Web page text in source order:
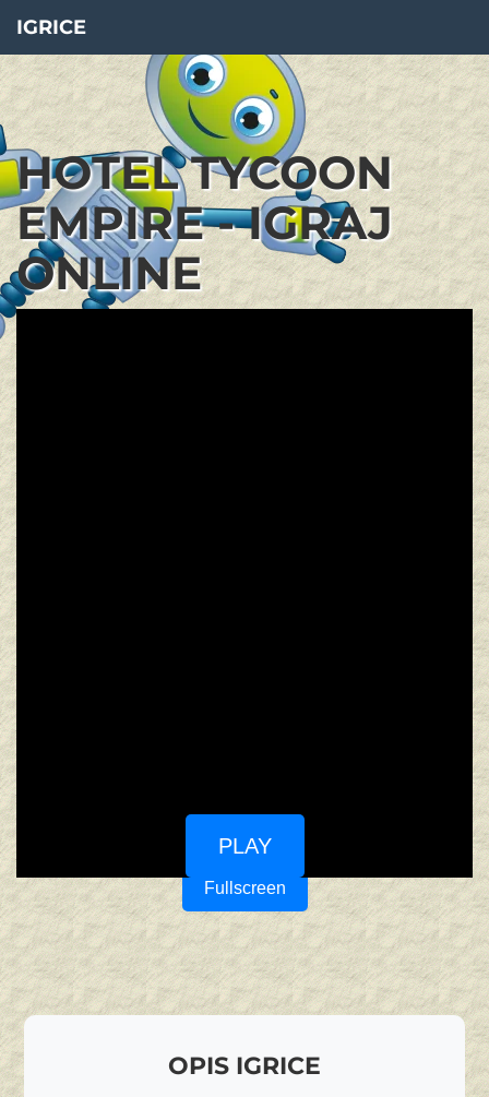
IGRICE
HOTEL TYCOON
EMPIRE - IGRAJ
ONLINE
PLAY
Fullscreen
OPIS IGRICE